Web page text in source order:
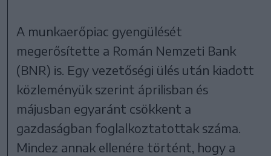
A munkaerőpiac gyengülését
megerősítette a Román Nemzeti Bank
(BNR) is. Egy vezetőségi ülés után kiadott
közleményük szerint áprilisban és
májusban egyaránt csökkent a
gazdaságban foglalkoztatottak száma.
Mindez annak ellenére történt, hogy a